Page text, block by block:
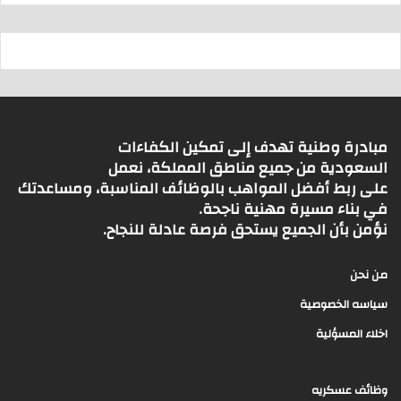
مبادرة وطنية تهدف إلى تمكين الكفاءات
السعودية من جميع مناطق المملكة، نعمل
على ربط أفضل المواهب بالوظائف المناسبة، ومساعدتك
في بناء مسيرة مهنية ناجحة.
نؤمن بأن الجميع يستحق فرصة عادلة للنجاح.
من نحن
سياسه الخصوصية
اخلاء المسؤلية
وظائف عسكريه